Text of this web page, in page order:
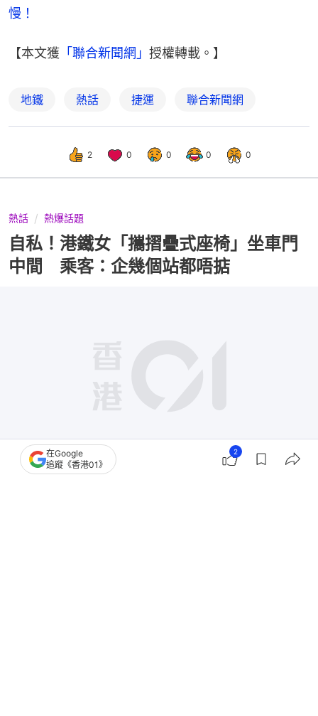
慢！
【本文獲 「聯合新聞網」 授權轉載。】
地鐵 熱話 捷運 聯合新聞網
2 0 0 0 0
熱話 熱爆話題
自私！港鐵女「攜摺疊式座椅」坐車門
中間 乘客：企幾個站都唔掂
在Google
追蹤《香港01》
2